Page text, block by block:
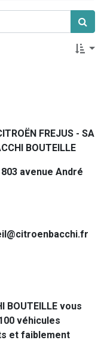
FREJUS - SA
BOUTEILLE
avenue André
BOUTEILLE vous
véhicules
et faiblement